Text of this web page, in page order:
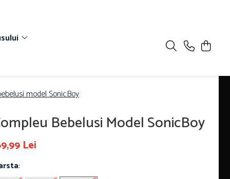
model SonicBoy
Bebelusi Model SonicBoy
Lei
: